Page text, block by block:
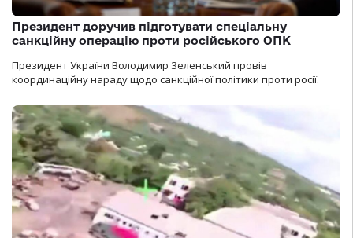
Президент доручив підготувати спеціальну
санкційну операцію проти російського ОПК
Президент України Володимир Зеленський провів
координаційну нараду щодо санкційної політики проти росії.